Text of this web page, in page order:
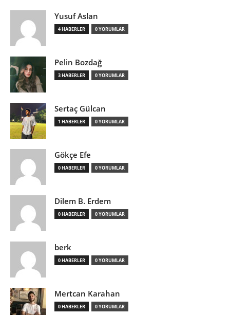
Yusuf Aslan
4 HABERLER 0 YORUMLAR
Pelin Bozdağ
3 HABERLER 0 YORUMLAR
Sertaç Gülcan
1 HABERLER 0 YORUMLAR
Gökçe Efe
0 HABERLER 0 YORUMLAR
Dilem B. Erdem
0 HABERLER 0 YORUMLAR
berk
0 HABERLER 0 YORUMLAR
Mertcan Karahan
0 HABERLER 0 YORUMLAR